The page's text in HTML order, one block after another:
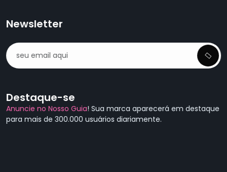
Newsletter
Destaque-se
Anuncie no Nosso Guia! Sua marca aparecerá em destaque
para mais de 300.000 usuários diariamente.